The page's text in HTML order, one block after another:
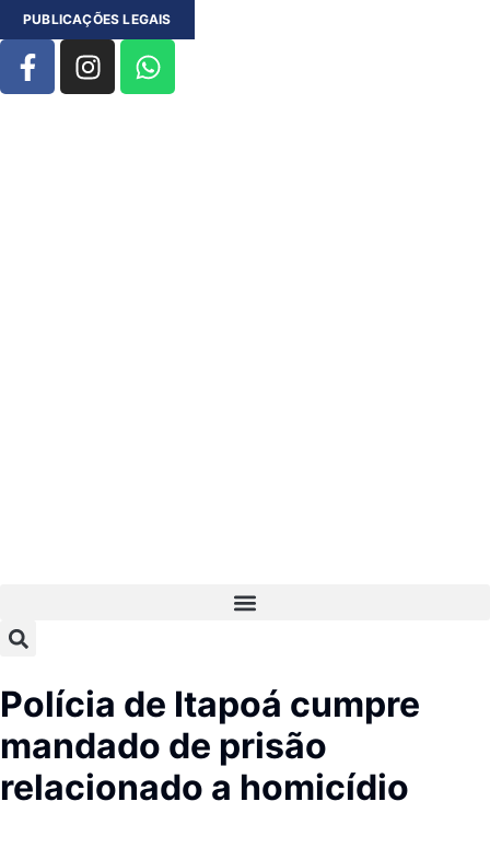
PUBLICAÇÕES LEGAIS
Polícia de Itapoá cumpre
mandado de prisão
relacionado a homicídio